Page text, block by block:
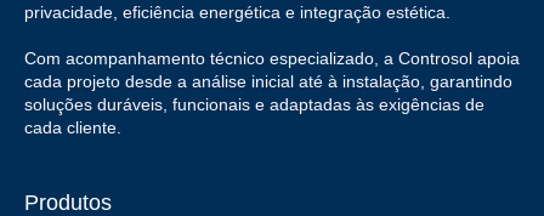
privacidade, eficiência energética e integração estética.
Com acompanhamento técnico especializado, a Controsol apoia
cada projeto desde a análise inicial até à instalação, garantindo
soluções duráveis, funcionais e adaptadas às exigências de
cada cliente.
Produtos